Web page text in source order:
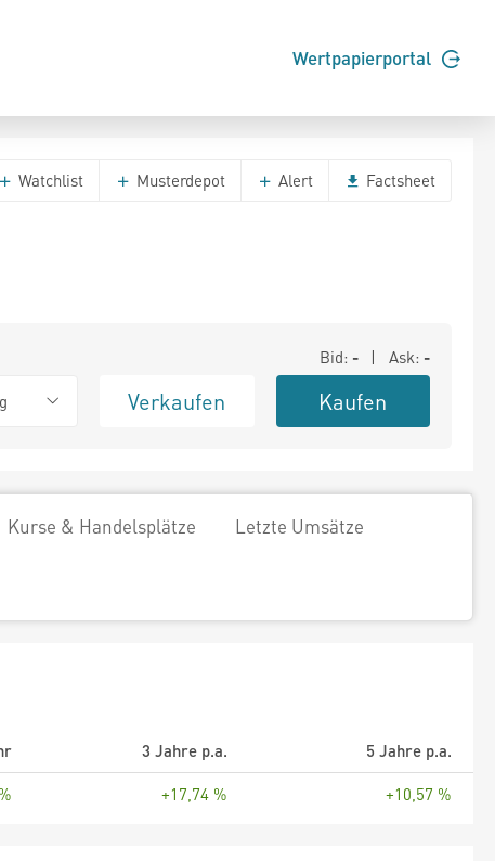
Wertpapierportal
Watchlist Musterdepot Alert Factsheet
Bid: - | Ask: -
Verkaufen Kaufen
Kurse & Handelsplätze Letzte Umsätze
3 Jahre p.a.
5 Jahre p.a.
+17,74 % +10,57 %